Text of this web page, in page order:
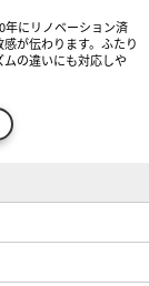
年にリノベーション済
が伝わります。ふたり
の違いにも対応しや